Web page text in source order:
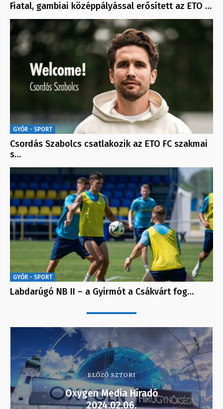
Fiatal, gambiai középpályással erősített az ETO …
GYŐR - SPORT
Csordás Szabolcs csatlakozik az ETO FC szakmai
s…
GYŐR - SPORT
Labdarúgó NB II – a Gyirmót a Csákvárt fog…
ELŐZŐ SZTORI
Oxygen Media Híradó
2024.02.06.